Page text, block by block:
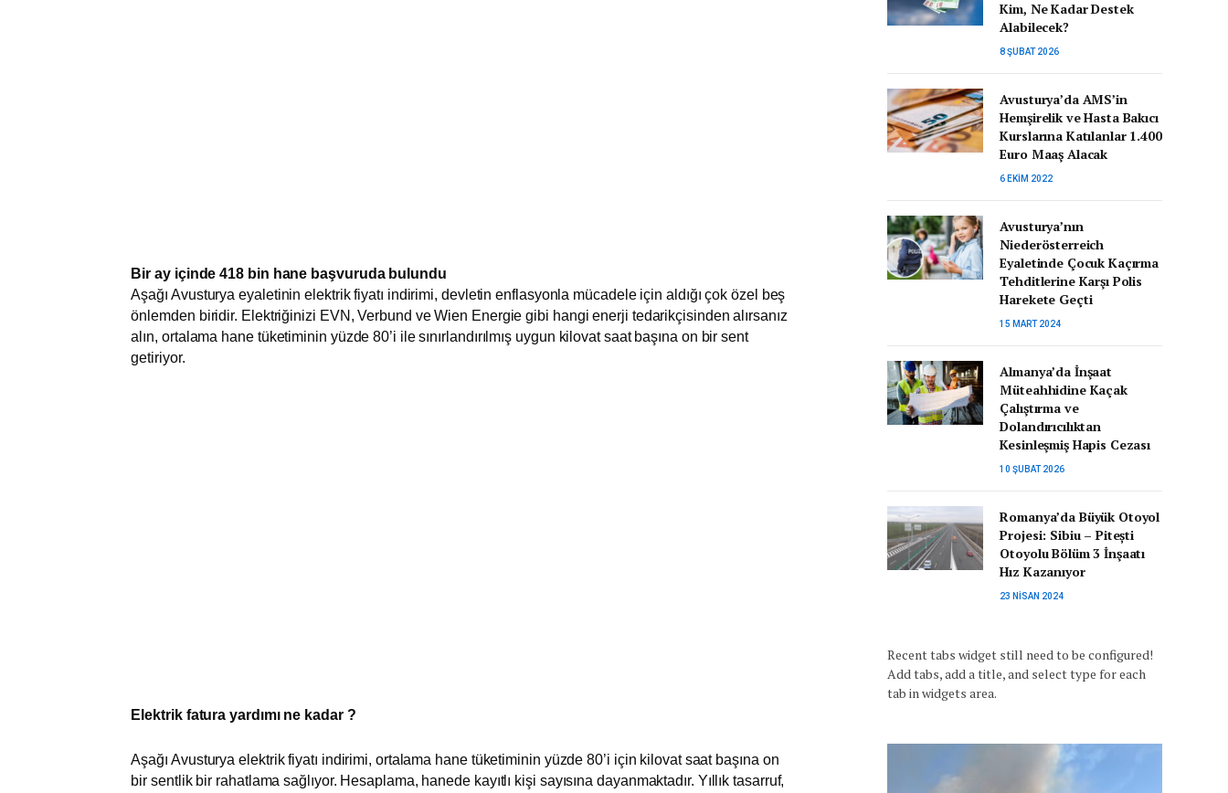
Bir ay içinde 418 bin hane başvuruda bulundu
Aşağı Avusturya eyaletinin elektrik fiyatı indirimi, devletin enflasyonla mücadele için aldığı çok özel beş
önlemden biridir. Elektriğinizi EVN, Verbund ve Wien Energie gibi hangi enerji tedarikçisinden alırsanız
alın, ortalama hane tüketiminin yüzde 80’i ile sınırlandırılmış uygun kilovat saat başına on bir sent
getiriyor.
Elektrik fatura yardımı ne kadar ?
Aşağı Avusturya elektrik fiyatı indirimi, ortalama hane tüketiminin yüzde 80’i için kilovat saat başına on
bir sentlik bir rahatlama sağlıyor. Hesaplama, hanede kayıtlı kişi sayısına dayanmaktadır. Yıllık tasarruf,
Kim, Ne Kadar Destek
Alabilecek?
8 ŞUBAT 2026
Avusturya’da AMS’in
Hemşirelik ve Hasta Bakıcı
Kurslarına Katılanlar 1.400
Euro Maaş Alacak
6 EKIM 2022
Avusturya’nın
Niederösterreich
Eyaletinde Çocuk Kaçırma
Tehditlerine Karşı Polis
Harekete Geçti
15 MART 2024
Almanya’da İnşaat
Müteahhidine Kaçak
Çalıştırma ve
Dolandırıcılıktan
Kesinleşmiş Hapis Cezası
10 ŞUBAT 2026
Romanya’da Büyük Otoyol
Projesi: Sibiu – Pitești
Otoyolu Bölüm 3 İnşaatı
Hız Kazanıyor
23 NISAN 2024
Recent tabs widget still need to be configured!
Add tabs, add a title, and select type for each
tab in widgets area.